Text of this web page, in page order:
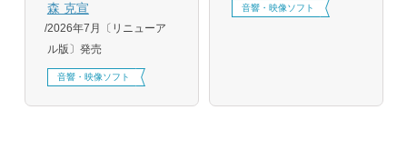
森 克宣
2026年7月〔リニューア
ル版〕発売
音響・映像ソフト
音響・映像ソフト